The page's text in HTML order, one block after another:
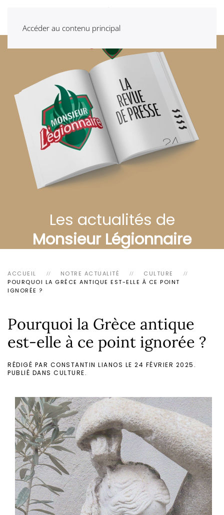
Accéder au contenu principal
Les actualités de
Monsieur Légionnaire
ACCUEIL NOTRE ACTUALITÉ
CULTURE
POURQUOI LA GRÈCE ANTIQUE EST-ELLE À CE POINT
IGNORÉE ?
Pourquoi la Grèce antique
est-elle à ce point ignorée ?
RÉDIGÉ PAR CONSTANTIN LIANOS LE 24 FÉVRIER 2025 .
PUBLIÉ DANS CULTURE.